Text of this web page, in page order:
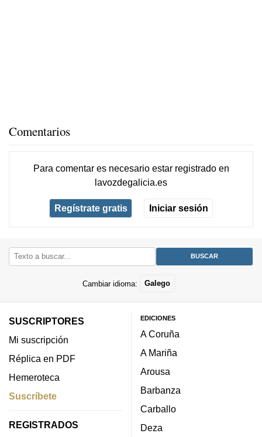
Comentarios
Para comentar es necesario estar registradoen
lavozdegalicia.es
Regístrate gratis Iniciar sesión
Cambiar idioma: Galego
SUSCRIPTORES
Mi suscripción
Réplica en PDF
Hemeroteca
Suscríbete
REGISTRADOS
EDICIONES
A Coruña
A Mariña
Arousa
Barbanza
Carballo
Deza